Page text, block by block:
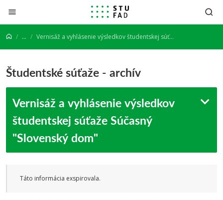
Prejsť na obsah
... Vernisáž a vyhlásenie výsledkov študentskej súťaže Súčasný "Slovenský dom"
Študentské súťaže - archív
Vernisáž a vyhlásenie výsledkov
študentskej súťaže Súčasný
"Slovenský dom"
Táto informácia exspirovala.